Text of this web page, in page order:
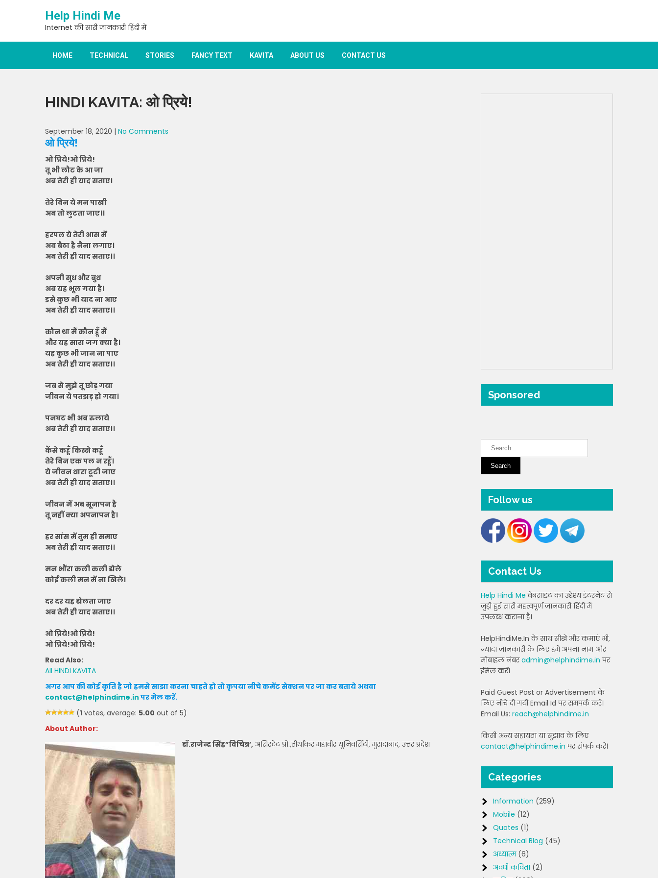
Help Hindi Me
Internet की सारी जानकारी हिंदी में
HOME TECHNICAL STORIES FANCY TEXT KAVITA ABOUT US CONTACT US
HINDI KAVITA: ओ प्रिये!
September 18, 2020 | No Comments
ओ प्रिये!
ओ प्रिये!ओ प्रिये!
तू भी लौट के आ जा
अब तेरी ही याद सताए।
तेरे बिन ये मन पाखी
अब तो लुटता जाए।।
हरपल ये तेरी आस में
अब बैठा है नैना लगाए।
अब तेरी ही याद सताए।।
अपनी सुध और बुध
अब यह भूल गया है।
इसे कुछ भी याद ना आए
अब तेरी ही याद सताए।।
कौन था मैं कौन हूँ मैं
और यह सारा जग क्या है।
यह कुछ भी जान ना पाए
अब तेरी ही याद सताए।।
जब से मुझे तू छोड़ गया
जीवन ये पतझड़ हो गया।
पनघट भी अब रुलाये
अब तेरी ही याद सताए।।
कैंसे कहूँ किस्से कहूँ
तेरे बिन एक पल न रहूँ।
ये जीवन धारा टूटी जाए
अब तेरी ही याद सताए।।
जीवन में अब सूनापन है
तू नहीं क्या अपनापन है।
हर सांस में तुम ही समाए
अब तेरी ही याद सताए।।
मन भौंरा कली कली डोले
कोई कली मन में ना खिले।
दर दर यह डोलता जाए
अब तेरी ही याद सताए।।
ओ प्रिये!ओ प्रिये!
ओ प्रिये!ओ प्रिये!
Read Also:
All HINDI KAVITA
अगर आप की कोई कृति है जो हमसे साझा करना चाहते हो तो कृपया नीचे कमेंट सेक्शन पर जा कर बताये अथवा
contact@helphindime.in पर मेल करें.
(1 votes, average: 5.00 out of 5)
About Author:
डॉ.राजेन्द्र सिंह”विचित्र’, असिस्टेंट प्रो.,तीर्थांकर महावीर यूनिवर्सिटी, मुरादाबाद, उत्तर प्रदेश
Sponsored
Follow us
Contact Us
Help Hindi Me वेबसाइट का उद्देश्य इंटरनेट से
जुड़ी हुई सारी महत्वपूर्ण जानकारी हिंदी में
उपलब्ध कराना है।
HelpHindiMe.In के साथ सीखें और कमाएं भी,
ज्यादा जानकारी के लिए हमें अपना नाम और
मोबाइल नंबरadmin@helphindime.in पर
ईमेल करें।
Paid Guest Post or Advertisement के
लिए नीचे दी गयी Email Id पर समपर्क करें।
Email Us: reach@helphindime.in
किसी अन्य सहायता या सुझाव के लिए
contact@helphindime.in पर संपर्क करें।
Categories
Information (259)
Mobile (12)
Quotes (1)
Technical Blog (45)
अध्यात्म(6)
अवधी कविता(2)